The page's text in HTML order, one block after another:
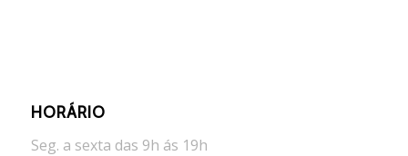
HORÁRIO
Seg. a sexta das 9h ás 19h